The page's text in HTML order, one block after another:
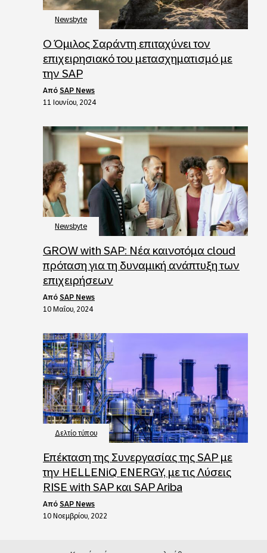
Newsbyte
Ο Όμιλος Σαράντη επιταχύνει τον
επιχειρησιακό του μετασχηματισμό με
την SAP
από SAP News
11 Ιουνίου, 2024
Newsbyte
GROW with SAP: Νέα καινοτόμα cloud
πρόταση για τη δυναμική ανάπτυξη των
επιχειρήσεων
από SAP News
10 Μαΐου, 2024
Δελτίο τύπου
Επέκταση της Συνεργασίας της SAP με
την HELLENiQ ENERGY, με τις Λύσεις
RISE with SAP και SAP Ariba
από SAP News
10 Νοεμβρίου, 2022